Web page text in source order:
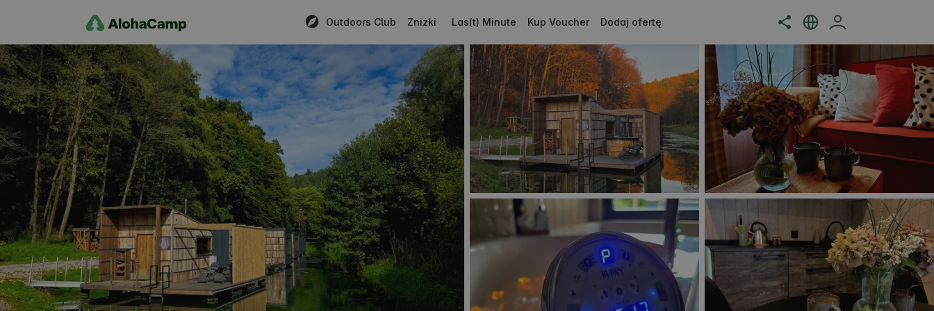
Outdoors Club Zniżki Las(t) Minute Kup Voucher Dodaj ofertę